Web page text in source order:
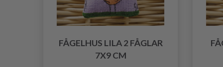
FÅGELHUS LILA 2 FÅGLAR
7X9 CM